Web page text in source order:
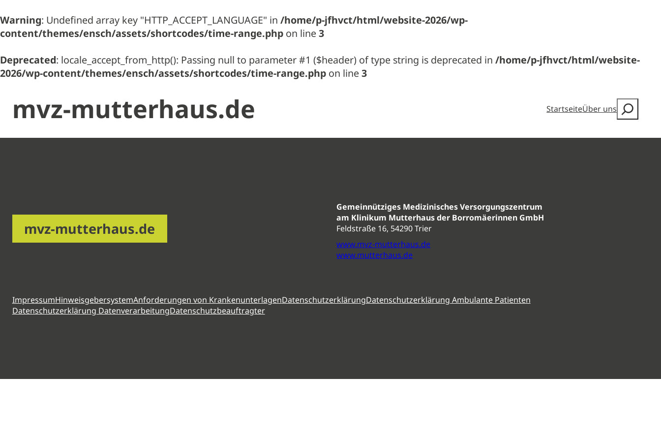
Warning: Undefined array key "HTTP_ACCEPT_LANGUAGE" in /home/p-jfhvct/html/website-2026/wp-
content/themes/ensch/assets/shortcodes/time-range.php on line3
Deprecated: locale_accept_from_http(): Passing null to parameter #1 ($header) of type string is deprecated in /home/p-jfhvct/html/website-
2026/wp-content/themes/ensch/assets/shortcodes/time-range.php on line3
mvz-mutterhaus.de StartseiteÜber uns
mvz-mutterhaus.de
Gemeinnütziges Medizinisches Versorgungszentrum
am Klinikum Mutterhaus der Borromäerinnen GmbH
Feldstraße 16, 54290 Trier
www.mvz-mutterhaus.de
www.mutterhaus.de
ImpressumHinweisgebersystemAnforderungen von KrankenunterlagenDatenschutzerklärungDatenschutzerklärung Ambulante Patienten
Datenschutzerklärung DatenverarbeitungDatenschutzbeauftragter